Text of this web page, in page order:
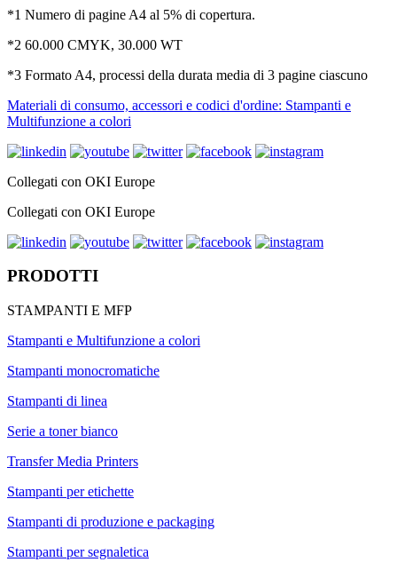
*1 Numero di pagine A4 al 5% di copertura.
*2 60.000 CMYK, 30.000 WT
*3 Formato A4, processi della durata media di 3 pagine ciascuno
Materiali di consumo, accessori e codici d'ordine: Stampanti e
Multifunzione a colori
Collegati con OKI Europe
Collegati con OKI Europe
PRODOTTI
STAMPANTI E MFP
Stampanti e Multifunzione a colori
Stampanti monocromatiche
Stampanti di linea
Serie a toner bianco
Transfer Media Printers
Stampanti per etichette
Stampanti di produzione e packaging
Stampanti per segnaletica